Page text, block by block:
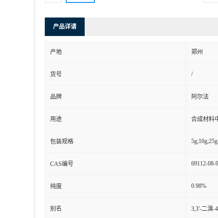
产品详请
产地 郑州
货号 /
品牌 阿尔法
用途 合成材料
包装规格
CAS编号 69112-08-9
纯度 0.98%
别名 3,3'-二溴-